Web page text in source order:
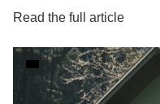
Read the full article